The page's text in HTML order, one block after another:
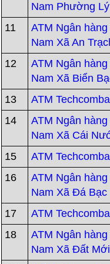
Nam Phường
11
ATM Ngân
Nam Xã An
12
ATM Ngân
Nam Xã Biển
13 ATM
14
ATM Ngân
Nam Xã Cái
15 ATM
16
ATM Ngân
Nam Xã Đá Bạc
17 ATM
18
ATM Ngân
Nam Xã Đất Mới